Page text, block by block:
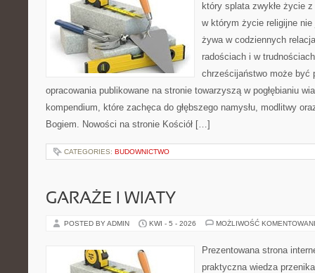
który splata zwykłe życie
w którym życie religijne
żywa w codziennych
radościach i w
chrześcijaństwo może być
opracowania publikowane na stronie towarzyszą w pogłębianiu
kompendium, które zachęca do głębszego namysłu, modlitwy
Bogiem. Nowości na stronie Kościół […]
CATEGORIES: BUDOWNICTWO
GARAŻE I WIATY
POSTED BY ADMIN KWI - 5 - 2026 MOŻLIWOŚĆ
Prezentowana strona
praktyczna wiedza